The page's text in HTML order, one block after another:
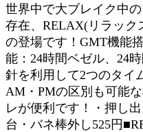
世界中で大ブレイク中
存在、RELAX(リラッ
の登場です！GMT機能
能：24時間ベゼル、24
針を利用して2つのタイ
AM・PMの区別も可能
レが便利です！・押し
台・バネ棒外し525円